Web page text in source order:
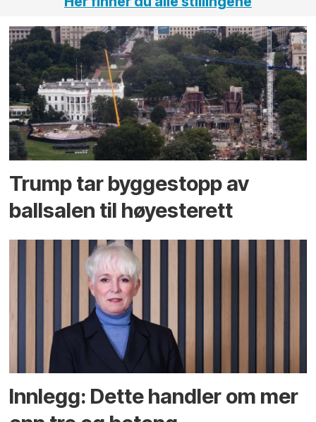
Trump tar byggestopp av
ballsalen til høyesterett
Innlegg: Dette handler om mer